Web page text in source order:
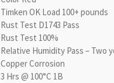
Timken OK Load 100+ pounds
Rust Test D1743 Pass
Rust Test 100%
Relative Humidity Pass – Two
Copper Corrosion
3 Hrs @ 100°C 1B